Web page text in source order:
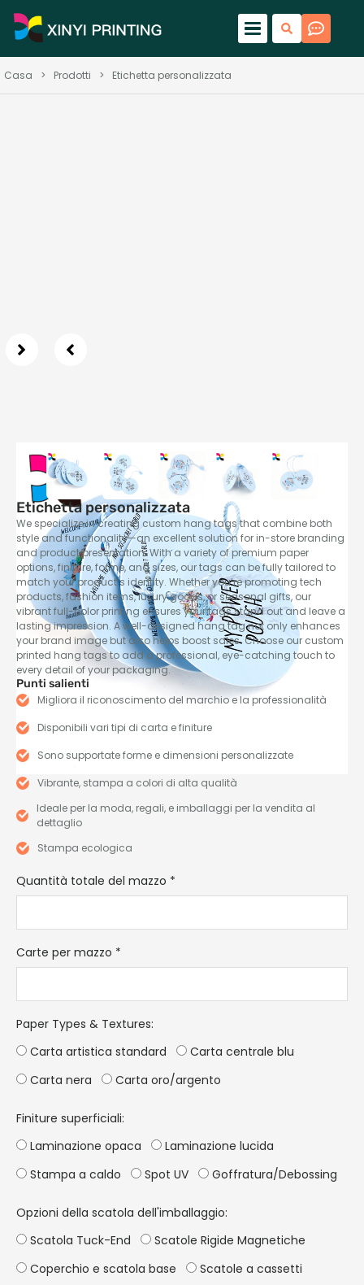
Casa > Prodotti > Etichetta personalizzata
Etichetta personalizzata
We specialize in creating custom hang tags that combine both
style and functionality—an excellent solution for in-store branding
and product presentation.With a variety of premium paper
options, finiture, forme, and sizes, our tags can be fully tailored to
match your product’s identity. Whether you’re promoting tech
products,fashion items,luxury goods,or seasonal gifts, our
vibrant full-color printing ensures your tags stand out and leave a
lasting impression. A well-designed hang tag not only enhances
your brand image but also helps boost sales. Choose our custom
printed hang tags to add a professional, eye-catching touch to
every detail of your packaging.
Punti salienti
Migliora il riconoscimento del marchio e la professionalità
Disponibili vari tipi di carta e finiture
Sono supportate forme e dimensioni personalizzate
Vibrante, stampa a colori di alta qualità
Ideale per la moda, regali, e imballaggi per la vendita al
dettaglio
Stampa ecologica
Quantità totale del mazzo *
Carte per mazzo *
Paper Types & Textures:
Carta artistica standard
Carta centrale blu
Carta nera
Carta oro/argento
Finiture superficiali:
Laminazione opaca
Laminazione lucida
Stampa a caldo
Spot UV Goffratura/Debossing
Opzioni della scatola dell'imballaggio:
Scatola Tuck-End
Scatole Rigide Magnetiche
Coperchio e scatola base
Scatole a cassetti